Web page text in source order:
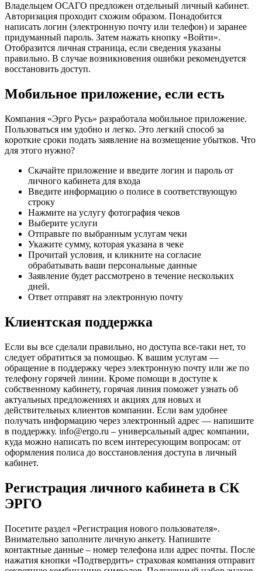
Владельцем ОСАГО предложен отдельный личный кабинет.
Авторизация проходит схожим образом. Понадобится
написать логин (электронную почту или телефон) и заранее
придуманный пароль. Затем нажать кнопку «Войти».
Отобразится личная страница, если сведения указаны
правильно. В случае возникновения ошибки рекомендуется
восстановить доступ.
Мобильное приложение, если есть
Компания «Эрго Русь» разработала мобильное приложение.
Пользоваться им удобно и легко. Это легкий способ за
короткие сроки подать заявление на возмещение убытков. Что
для этого нужно?
Скачайте приложение и введите логин и пароль от
личного кабинета для входа
Введите информацию о полисе в соответствующую
строку
Нажмите на услугу фотография чеков
Выберите услуги
Отправьте по выбранным услугам чеки
Укажите сумму, которая указана в чеке
Прочитай условия, и кликните на согласие
обрабатывать ваши персональные данные
Заявление будет рассмотрено в течение нескольких
дней.
Ответ отправят на электронную почту
Клиентская поддержка
Если вы все сделали правильно, но доступа все-таки нет, то
следует обратиться за помощью. К вашим услугам —
обращение в поддержку через электронную почту или же по
телефону горячей линии. Кроме помощи в доступе к
собственному кабинету, горячая линия поможет узнать об
актуальных предложениях и акциях для новых и
действительных клиентов компании. Если вам удобнее
получать информацию через электронный адрес — напишите
в поддержку. info@ergo.ru – универсальный адрес компании,
куда можно написать по всем интересующим вопросам: от
оформления полиса до восстановления доступа в личный
кабинет.
Регистрация личного кабинета в СК
ЭРГО
Посетите раздел «Регистрация нового пользователя».
Внимательно заполните личную анкету. Напишите
контактные данные – номер телефона или адрес почты. После
нажатия кнопки «Подтвердить» страховая компания отправит